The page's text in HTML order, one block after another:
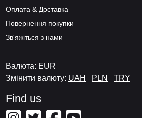
Оплата & Доставка
Повернення покупки
Зв'яжіться з нами
Валюта: EUR
Змінити валюту: UAH PLN TRY
Find us